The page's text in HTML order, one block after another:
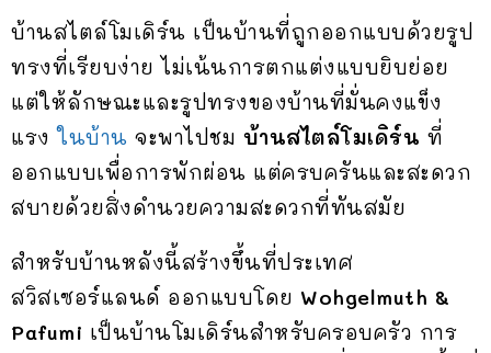
บ้านสไตล์โมเดิร์น เป็นบ้านที่ถูกออกแบบด้วยรูป
ทรงที่เรียบง่าย ไม่เน้นการตกแต่งแบบยิบย่อย
แต่ให้ลักษณะและรูปทรงของบ้านที่มั่นคงแข็ง
แรงในบ้าน จะพาไปชม บ้านสไตล์โมเดิร์น ที่
ออกแบบเพื่อการพักผ่อน แต่ครบครันและสะดวก
สบายด้วยสิ่งดำนวยความสะดวกที่ทันสมัย
สำหรับบ้านหลังนี้สร้างขึ้นที่ประเทศ
สวิสเซอร์แลนด์ ออกแบบโดย Wohgelmuth &
Pafumi เป็นบ้านโมเดิร์นสำหรับครอบครัว การ